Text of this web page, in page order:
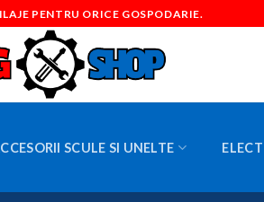
PENTRU ORICE GOSPODARIE.
SCULE SI UNELTE